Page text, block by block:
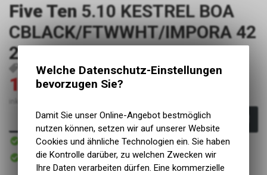
Five Ten 5.10 KESTREL BOA
CBLACK/FTWWHT/IMPORA 42
2/3
4066748265671
196.00CHF280.00
In den Warenkorb
Sofort verfügbar
Versand
Sofort abholbar
Abholung BIKE ACADEMY DAVOS
Welche Datenschutz-Einstellungen
bevorzugen Sie?
Damit Sie unser Online-Angebot bestmöglich
nutzen können, setzen wir auf unserer Website
Cookies und ähnliche Technologien ein. Sie haben
die Kontrolle darüber, zu welchen Zwecken wir
Ihre Daten verarbeiten dürfen. Eine kommerzielle